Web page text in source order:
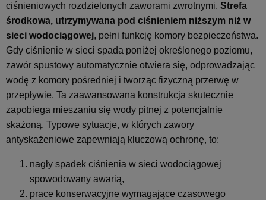
ciśnieniowych rozdzielonych zaworami zwrotnymi. Strefa
środkowa, utrzymywana pod ciśnieniem niższym niż w
sieci wodociągowej, pełni funkcję komory bezpieczeństwa.
Gdy ciśnienie w sieci spada poniżej określonego poziomu,
zawór spustowy automatycznie otwiera się, odprowadzając
wodę z komory pośredniej i tworząc fizyczną przerwę w
przepływie. Ta zaawansowana konstrukcja skutecznie
zapobiega mieszaniu się wody pitnej z potencjalnie
skażoną. Typowe sytuacje, w których zawory
antyskażeniowe zapewniają kluczową ochronę, to:
nagły spadek ciśnienia w sieci wodociągowej
spowodowany awarią,
prace konserwacyjne wymagające czasowego